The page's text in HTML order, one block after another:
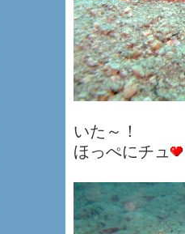
いた～！
ほっぺにチュ